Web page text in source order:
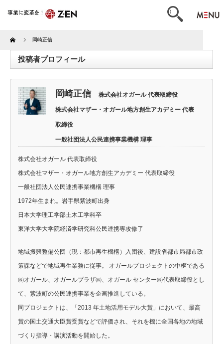
Home 岡崎正信
投稿者プロフィール
岡崎正信 株式会社オガール 代表取締役
株式会社マザー・オガール地方創生アカデミー 代表
取締役
一般社団法人公民連携事業機構 理事
株式会社オガール 代表取締役
株式会社マザー・オガール地方創生アカデミー 代表取締役
一般社団法人公民連携事業機構 理事
1972年生まれ。岩手県紫波町出身
日本大学理工学部土木工学科卒
東洋大学大学院経済学研究科公民連携専攻修了
地域振興整備公団（現：都市再生機構）入団後、建設省都市局都市政
策課などで地域再生業務に従事。 オガールプロジェクトの中枢である
㈱オガール、オガールプラザ㈱、オガール センター㈱代表取締役とし
て、紫波町の公民連携事業を企画推進している。
同プロジェクトは、「2013 年土地活用モデル大賞」において、最高
賞の国土交通大臣賞受賞などで評価され、それを機に全国各地の地域
づくり指導・講演活動を開始した。